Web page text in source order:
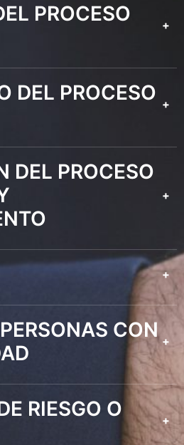
PROCESO
+
DEL PROCESO +
DEL PROCESO
+
+
CON +
RIESGO O
+